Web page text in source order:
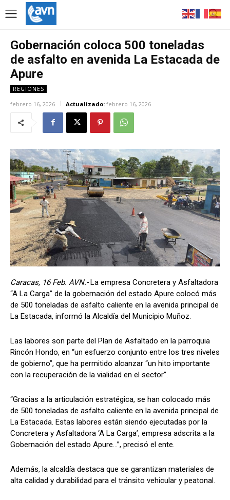
Gobernación coloca 500 toneladas
de asfalto en avenida La Estacada de
Apure
REGIONES
febrero 16, 2026 Actualizado: febrero 16, 2026
Caracas, 16 Feb. AVN.- La empresa Concretera y Asfaltadora
“A La Carga” de la gobernación del estado Apure colocó más
de 500 toneladas de asfalto caliente en la avenida principal de
La Estacada, informó la Alcaldía del Municipio Muñoz.
Las labores son parte del Plan de Asfaltado en la parroquia
Rincón Hondo, en “un esfuerzo conjunto entre los tres niveles
de gobierno”, que ha permitido alcanzar “un hito importante
con la recuperación de la vialidad en el sector”.
“Gracias a la articulación estratégica, se han colocado más
de 500 toneladas de asfalto caliente en la avenida principal de
La Estacada. Estas labores están siendo ejecutadas por la
Concretera y Asfaltadora ‘A La Carga’, empresa adscrita a la
Gobernación del estado Apure…”, precisó el ente.
Además, la alcaldía destaca que se garantizan materiales de
alta calidad y durabilidad para el tránsito vehicular y peatonal.